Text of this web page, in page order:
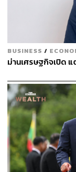
พิเชษฐ สิทธิอำนวย
ว่า การซื้อขายใน
ระดับ 5-6 หมื่นล้าน
กลุ่มไฟแนนซ์รับอ
กรกช เสวตร์ครุตมั
บล.กสิกรไทย กล่าว
นี้เร็วกว่าที่คาดไว้ เ
ว่าจะคงดอกเบี้ยที่
ไฟแนนซ์จะได้ประ
ประโยชน์
BUSINESS /
ม่านเศรษฐกิจเปิด แ